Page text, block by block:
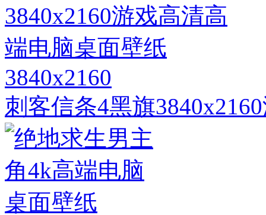
3840x2160
刺客信条4黑旗